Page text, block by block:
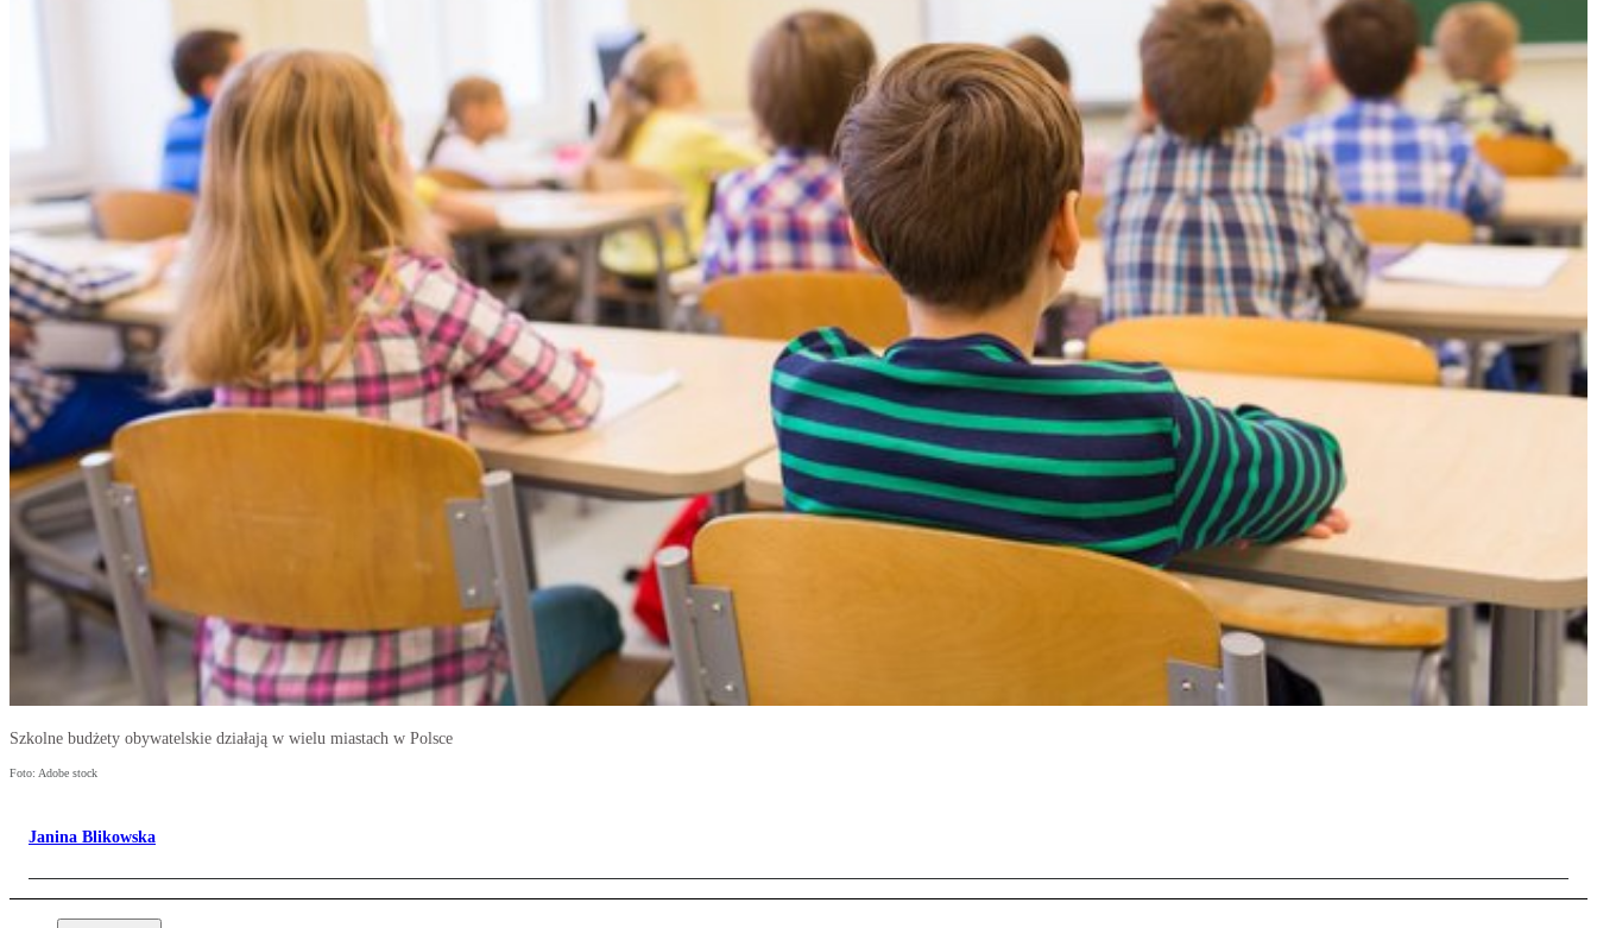
Szkolne budżety obywatelskie działają w wielu miastach w Polsce
Foto: Adobe stock
Janina Blikowska